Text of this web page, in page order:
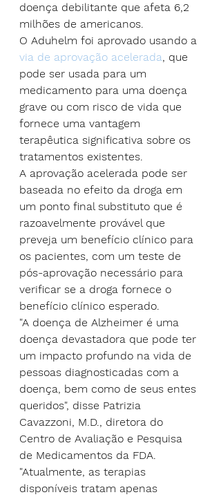
doença debilitante que afeta 6,2
milhões de americanos.
O Aduhelm foi aprovado usando a
via de aprovação acelerada
, que
pode ser usada para um
medicamento para uma doença
grave ou com risco de vida que
fornece uma vantagem
terapêutica significativa sobre os
tratamentos existentes.
A aprovação acelerada pode ser
baseada no efeito da droga em
um ponto final substituto que é
razoavelmente provável que
preveja um benefício clínico para
os pacientes, com um teste de
pós-aprovação necessário para
verificar se a droga fornece o
benefício clínico esperado.
"A doença de Alzheimer é uma
doença devastadora que pode ter
um impacto profundo na vida de
pessoas diagnosticadas com a
doença, bem como de seus entes
queridos", disse Patrizia
Cavazzoni, M.D., diretora do
Centro de Avaliação e Pesquisa
de Medicamentos da FDA.
"Atualmente, as terapias
disponíveis tratam apenas